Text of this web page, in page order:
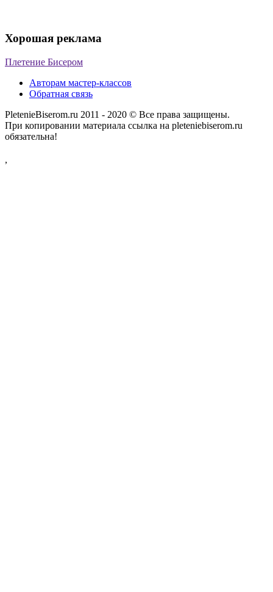
Хорошая реклама
Плетение Бисером
Авторам мастер-классов
Обратная связь
PletenieBiserom.ru 2011 - 2020 © Все права защищены.
При копировании материала ссылка на pleteniebiserom.ru
обязательна!
,